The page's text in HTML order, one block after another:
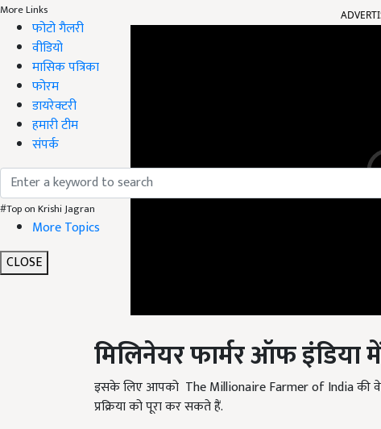
More Links
फोटो गैलरी
वीडियो
मासिक पत्रिका
फोरम
डायरेक्टरी
हमारी टीम
संपर्क
#Top on Krishi Jagran
More Topics
CLOSE
मिलिनेयर फार्मर ऑफ इंडिया
इसके लिए आपको The Millionaire Farmer of India की
प्रक्रिया को पूरा कर सकते हैं.
English Summary: